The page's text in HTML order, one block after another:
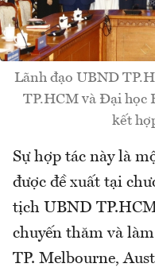
Lãnh đạo UBND
TP.HCM và Đại học
kết
Sự hợp tác này là
được đề xuất tại
tịch UBND
chuyến thăm và
TP. Melbourne,